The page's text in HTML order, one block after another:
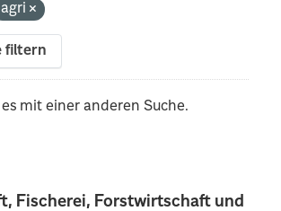
Fischerei, Forstwirtschaft und
agri
filtern
mit einer anderen Suche.